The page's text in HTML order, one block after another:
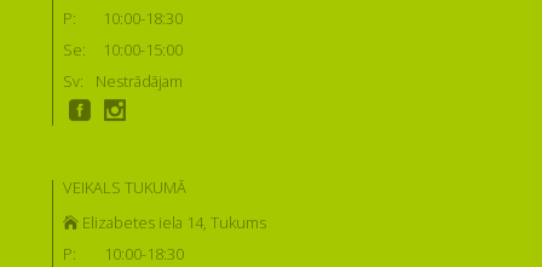
P:
10:00-18:30
Se:
10:00-15:00
Sv:
Nestrādājam
VEIKALS TUKUMĀ
Elizabetes iela 14, Tukums
P:
10:00-18:30